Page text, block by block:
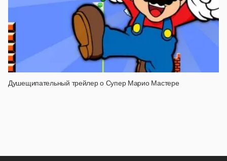
Душещипательный трейлер о Супер Марио Мастере